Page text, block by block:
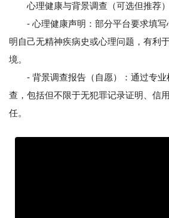
心理健康与背景调查（可选但推荐）
- 心理健康声明：部分平台要求填写
明自己无精神疾病史或心理问题，有利
境。
- 背景调查报告（自愿）：通过专业
查，包括但不限于无犯罪记录证明、信
任。